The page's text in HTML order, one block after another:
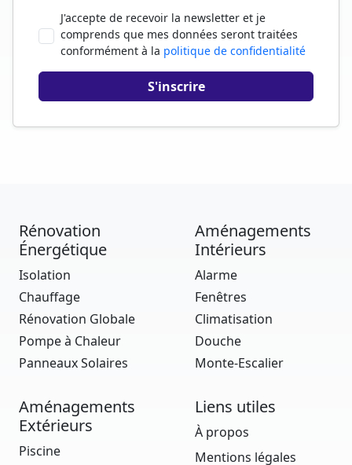
J'accepte de recevoir la newsletter et je
comprends que mes données seront traitées
conformément à la politique de confidentialité
Rénovation
Énergétique
Isolation
Chauffage
Rénovation Globale
Pompe à Chaleur
Panneaux Solaires
Aménagements
Intérieurs
Alarme
Fenêtres
Climatisation
Douche
Monte-Escalier
Aménagements
Extérieurs
Piscine
Liens utiles
À propos
Mentions légales